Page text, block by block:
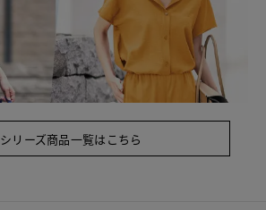
シリーズ商品一覧はこちら